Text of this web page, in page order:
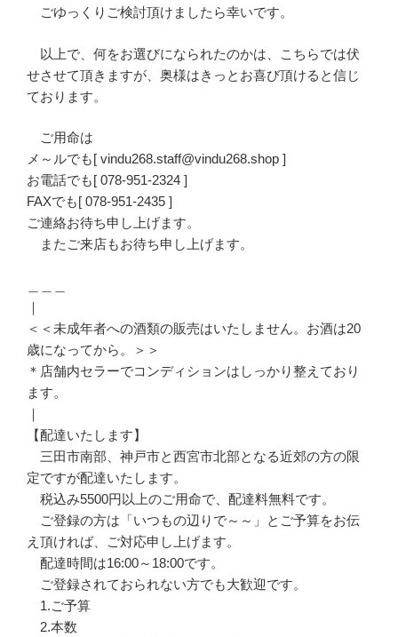
ごゆっくりご検討頂けましたら幸いです。
以上で、何をお選びになられたのかは、こちらでは伏
せさせて頂きますが、奥様はきっとお喜び頂けると信じ
ております。
ご用命は
メ～ルでも[ vindu268.staff@vindu268.shop ]
お電話でも[ 078-951-2324 ]
FAXでも[ 078-951-2435 ]
ご連絡お待ち申し上げます。
またご来店もお待ち申し上げます。
｜
＜＜未成年者への酒類の販売はいたしません。お酒は20
歳になってから。＞＞
＊店舗内セラーでコンディションはしっかり整えており
ます。
｜
【配達いたします】
三田市南部、神戸市と西宮市北部となる近郊の方の限
定ですが配達いたします。
税込み5500円以上のご用命で、配達料無料です。
ご登録の方は「いつもの辺りで～～」とご予算をお伝
え頂ければ、ご対応申し上げます。
配達時間は16:00～18:00です。
ご登録されておられない方でも大歓迎です。
1.ご予算
2.本数